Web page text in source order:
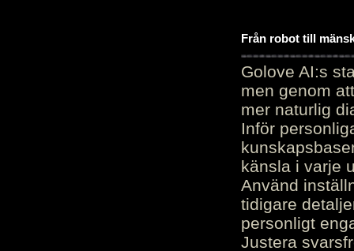
Från robot till
Golove AI:s
men genom
mer naturlig
Inför
känsla i varje
Använd
tidigare
personligt
Justera